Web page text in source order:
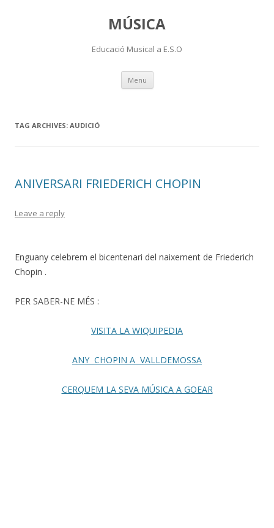
MÚSICA
Educació Musical a E.S.O
Menu Skip
content
TAG ARCHIVES: AUDICIÓ
ANIVERSARI FRIEDERICH CHOPIN
Leave a reply
Enguany celebrem el bicentenari del naixement de Friederich
Chopin .
PER SABER-NE MÉS :
VISITA LA WIQUIPEDIA
ANY CHOPIN A VALLDEMOSSA
CERQUEM LA SEVA MÚSICA A GOEAR